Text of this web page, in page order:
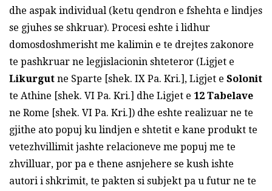
dhe aspak individual (ketu qendron e fshehta e lindjes
se gjuhes se shkruar). Procesi eshte i lidhur
domosdoshmerisht me kalimin e te drejtes zakonore
te pashkruar ne legjislacionin shteteror (Ligjet e
Likurgut ne Sparte [shek. IX Pa. Kri.], Ligjet e Solonit
te Athine [shek. VI Pa. Kri.] dhe Ligjet e 12 Tabelave
ne Rome [shek. VI Pa. Kri.]) dhe eshte realizuar ne te
gjithe ato popuj ku lindjen e shtetit e kane produkt te
vetezhvillimit jashte relacioneve me popuj me te
zhvilluar, por pa e thene asnjehere se kush ishte
autori i shkrimit, te pakten si subjekt pa u futur ne te